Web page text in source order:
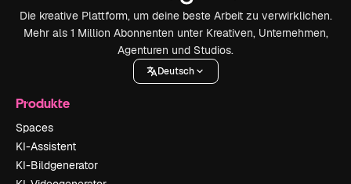
Die kreative Plattform, um deine beste Arbeit zu verwirklichen.
Mehr als 1 Million Abonnenten unter Kreativen, Unternehmen,
Agenturen und Studios.
Deutsch
Produkte
Spaces
KI-Assistent
KI-Bildgenerator